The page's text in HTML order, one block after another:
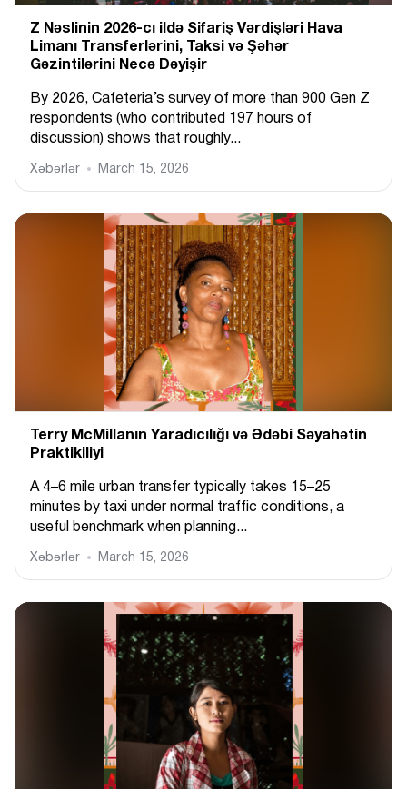
Z Nəslinin 2026-cı ildə Sifariş Vərdişləri Hava
Limanı Transferlərini, Taksi və Şəhər
Gəzintilərini Necə Dəyişir
By 2026, Cafeteria’s survey of more than 900 Gen Z
respondents (who contributed 197 hours of
discussion) shows that roughly...
Xəbərlər March 15, 2026
Terry McMillanın Yaradıcılığı və Ədəbi Səyahətin
Praktikiliyi
A 4–6 mile urban transfer typically takes 15–25
minutes by taxi under normal traffic conditions, a
useful benchmark when planning...
Xəbərlər March 15, 2026